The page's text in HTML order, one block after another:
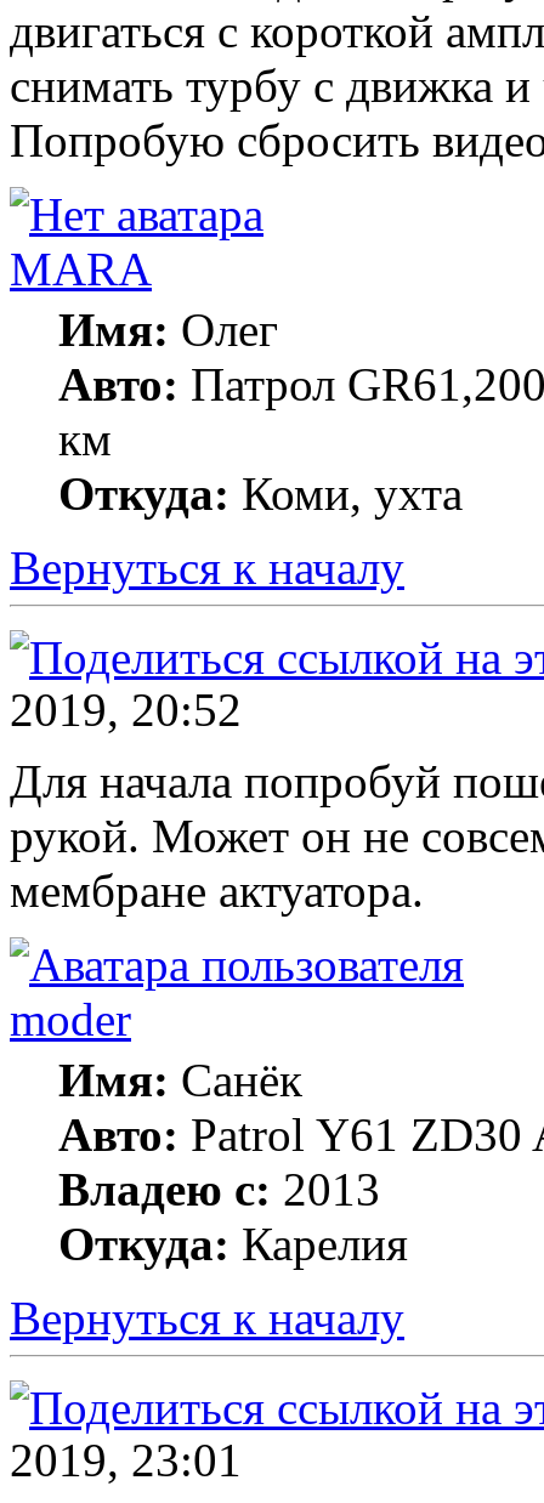
двигаться с короткой
снимать турбу с движка
Попробую сбросить
MARA
Имя: Олег
Авто: Патрол
км
Откуда: Коми, ухта
Вернуться к началу
2019, 20:52
Для начала попробуй
рукой. Может он не
мембране актуатора.
moder
Имя: Санёк
Авто: Patrol Y61 ZD30
Владею с: 2013
Откуда: Карелия
Вернуться к началу
2019, 23:01